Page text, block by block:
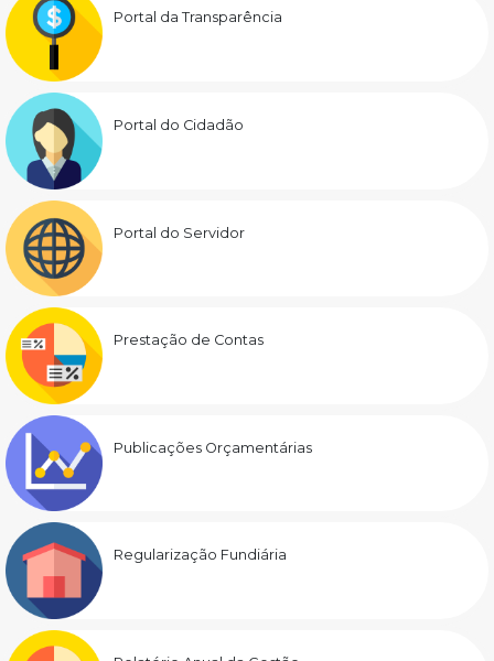
Portal da Transparência
Portal do Cidadão
Portal do Servidor
Prestação de Contas
Publicações Orçamentárias
Regularização Fundiária